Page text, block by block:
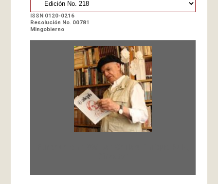
ISSN 0120-0216
Resolución No. 00781
Mingobierno